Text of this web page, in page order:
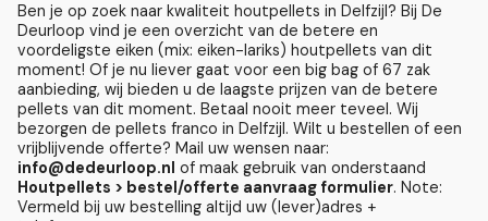
Ben je op zoek naar kwaliteit houtpellets in Delfzijl? Bij De
Deurloop vind je een overzicht van de betere en
voordeligste eiken (mix: eiken-lariks) houtpellets van dit
moment! Of je nu liever gaat voor een big bag of 67 zak
aanbieding, wij bieden u de laagste prijzen van de betere
pellets van dit moment. Betaal nooit meer teveel. Wij
bezorgen de pellets franco in Delfzijl. Wilt u bestellen of een
vrijblijvende offerte? Mail uw wensen naar:
info@dedeurloop.nl of maak gebruik van onderstaand
Houtpellets > bestel/offerte aanvraag formulier. Note:
Vermeld bij uw bestelling altijd uw (lever)adres +